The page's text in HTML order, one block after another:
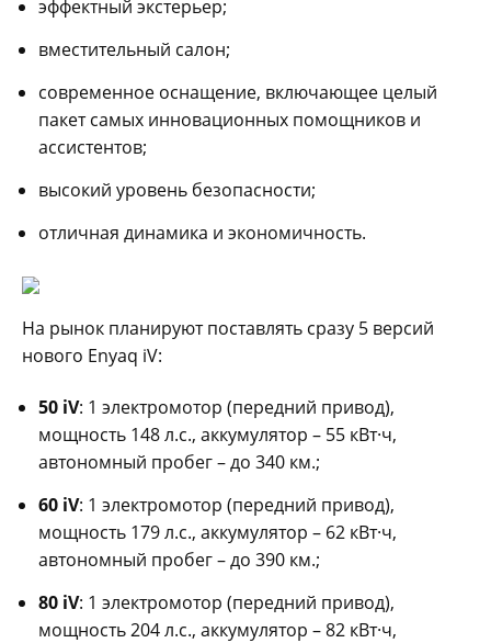
эффектный экстерьер;
вместительный салон;
современное оснащение, включающее целый
пакет самых инновационных помощников и
ассистентов;
высокий уровень безопасности;
отличная динамика и экономичность.
На рынок планируют поставлять сразу 5 версий
нового Enyaq iV:
50 iV: 1 электромотор (передний привод),
мощность 148 л.с., аккумулятор – 55 кВт·ч,
автономный пробег – до 340 км.;
60 iV: 1 электромотор (передний привод),
мощность 179 л.с., аккумулятор – 62 кВт·ч,
автономный пробег – до 390 км.;
80 iV: 1 электромотор (передний привод),
мощность 204 л.с., аккумулятор – 82 кВт·ч,